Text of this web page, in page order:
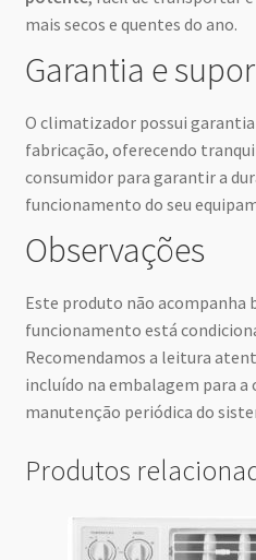
mais secos e quentes do ano.
Garantia e
O climatizador possui
fabricação, oferecendo
consumidor para garantir a
funcionamento do seu
Observações
Este produto não acompanha
funcionamento está
Recomendamos a leitura
incluído na embalagem para
manutenção periódica do
Produtos